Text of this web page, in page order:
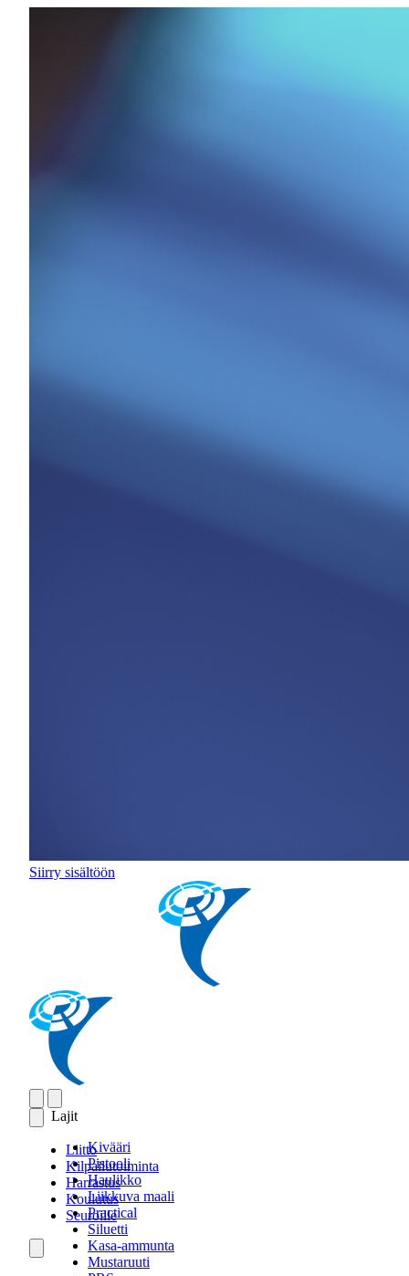
Siirry sisältöön
Lajit
Kivääri
Pistooli
Haulikko
Liikkuva maali
Practical
Siluetti
Kasa-ammunta
Mustaruuti
Liitto
Kilpailutoiminta
Harrastus
Koulutus
Seuroille